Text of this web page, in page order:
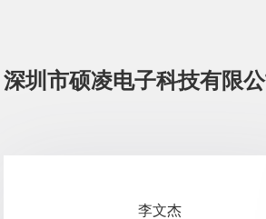
深圳市硕凌电子科技有限
李文杰